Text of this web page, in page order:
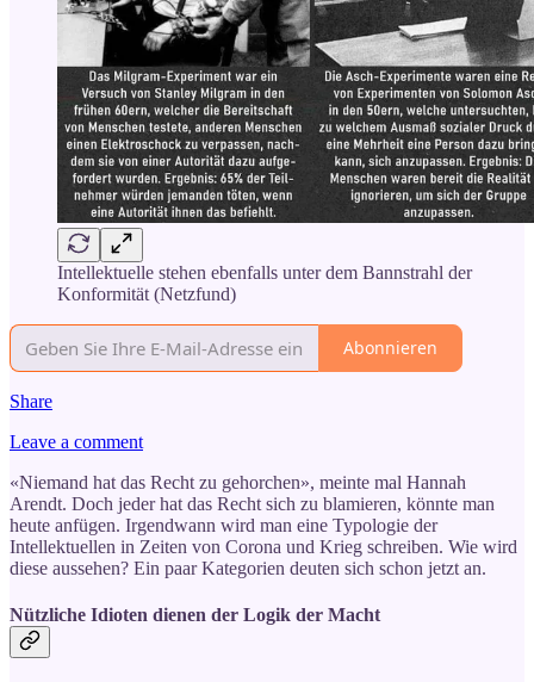
Intellektuelle stehen ebenfalls unter dem Bannstrahl der
Konformität (Netzfund)
Abonnieren
Share
Leave a comment
«Niemand hat das Recht zu gehorchen», meinte mal Hannah
Arendt. Doch jeder hat das Recht sich zu blamieren, könnte man
heute anfügen. Irgendwann wird man eine Typologie der
Intellektuellen in Zeiten von Corona und Krieg schreiben. Wie wird
diese aussehen? Ein paar Kategorien deuten sich schon jetzt an.
Nützliche Idioten dienen der Logik der Macht